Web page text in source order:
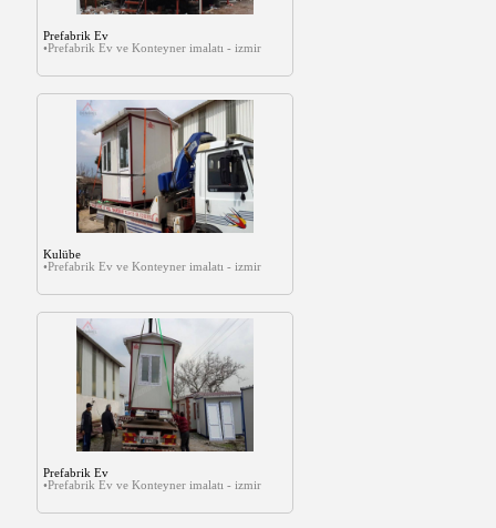
Prefabrik Ev
•Prefabrik Ev ve Konteyner imalatı - izmir
Kulübe
•Prefabrik Ev ve Konteyner imalatı - izmir
Prefabrik Ev
•Prefabrik Ev ve Konteyner imalatı - izmir